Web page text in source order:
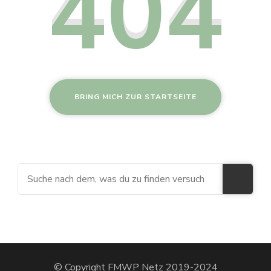
BRING MICH ZUR STARTSEITE
Suchen
nach:
© Copyright FMWP Netz 2019-2024